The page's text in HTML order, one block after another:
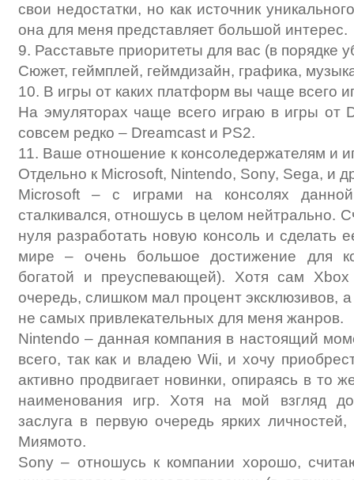
свои недостатки, но как источник
она для меня представляет большой интерес.
9. Расставьте приоритеты для вас (в порядке
Сюжет, геймплей, геймдизайн, графика,
10. В игры от каких платформ вы чаще всего
На эмуляторах чаще всего играю в игры от
совсем редко – Dreamcast и PS2.
11. Ваше отношение к консоледержателям и
Отдельно к Microsoft, Nintendo, Sony, Sega, и
Microsoft – с играми на консолях
сталкивался, отношусь в целом нейтрально.
нуля разработать новую консоль и сделать
мире – очень большое достижение для
богатой и преуспевающей). Хотя сам
очередь, слишком мал процент эксклюзивов,
не самых привлекательных для меня жанров.
Nintendo – данная компания в настоящий
всего, так как и владею Wii, и хочу
активно продвигает новинки, опираясь в то
наименования игр. Хотя на мой взгляд
заслуга в первую очередь ярких
Миямото.
Sony – отношусь к компании хорошо,